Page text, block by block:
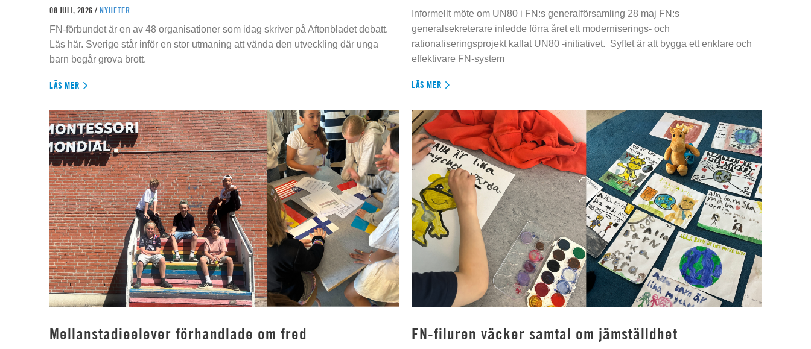
08 JULI, 2026 / NYHETER
FN-förbundet är en av 48 organisationer som idag skriver på Aftonbladet debatt.
Läs här. Sverige står inför en stor utmaning att vända den utveckling där unga
barn begår grova brott.
LÄS MER
Informellt möte om UN80 i FN:s generalförsamling 28 maj FN:s
generalsekreterare inledde förra året ett moderniserings- och
rationaliseringsprojekt kallat UN80 -initiativet. Syftet är att bygga ett enklare och
effektivare FN-system
LÄS MER
Mellanstadieelever förhandlade om fred FN-filuren väcker samtal om jämställdhet